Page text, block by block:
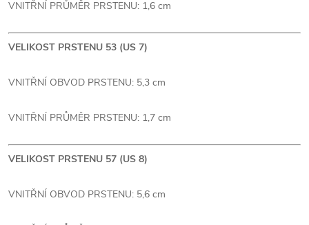
VNITŘNÍ PRŮMĚR PRSTENU: 1,6 cm
VELIKOST PRSTENU 53 (US 7)
VNITŘNÍ OBVOD PRSTENU: 5,3 cm
VNITŘNÍ PRŮMĚR PRSTENU: 1,7 cm
VELIKOST PRSTENU 57 (US 8)
VNITŘNÍ OBVOD PRSTENU: 5,6 cm